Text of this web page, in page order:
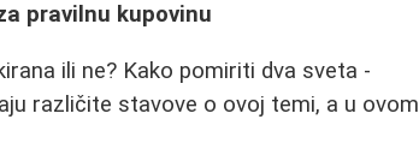
pravilnu kupovinu
ili ne? Kako pomiriti dva sveta -
različite stavove o ovoj temi, a u ovom